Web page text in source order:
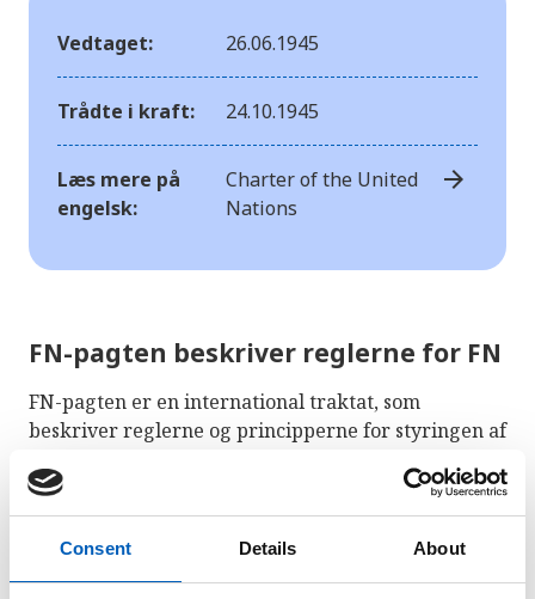
Consent Details About
Vedtaget: 26.06.1945
Trådte i kraft: 24.10.1945
Læs mere på
engelsk:
Charter of the United
Nations
arrow_forward
FN-pagten beskriver reglerne for FN
FN-pagten er en international traktat, som
beskriver reglerne og principperne for styringen af
Baggrunden for FN-pagten, og dermed også for
oprettelsen af FN som organisation, startede på et